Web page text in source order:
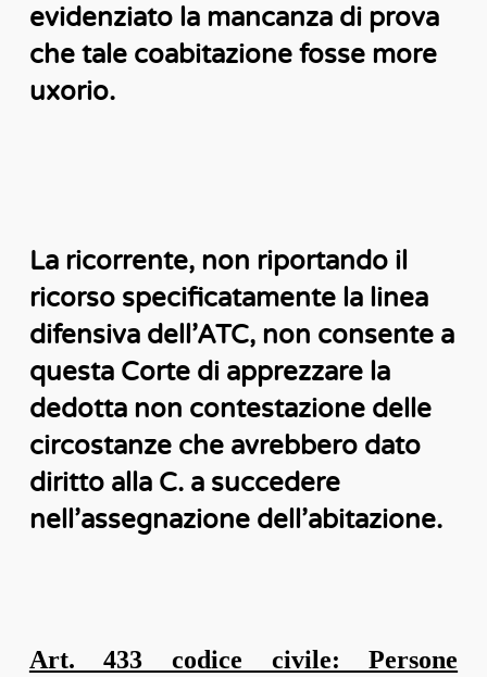
evidenziato la mancanza di prova
che tale coabitazione fosse more
uxorio.
La ricorrente, non riportando il
ricorso specificatamente la linea
difensiva dell’ATC, non consente a
questa Corte di apprezzare la
dedotta non contestazione delle
circostanze che avrebbero dato
diritto alla C. a succedere
nell’assegnazione dell’abitazione.
Art. 433 codice civile: Persone